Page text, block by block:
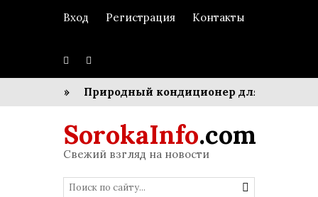
Вход Регистрация Контакты
Природный кондиционер для
SorokaInfo.com
Свежий взгляд на новости